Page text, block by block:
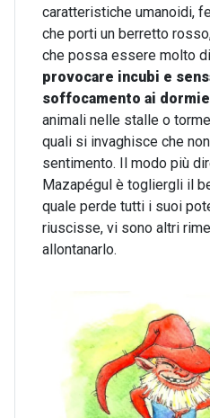
caratteristiche umanoidi,
che porti un berretto
che possa essere molto
provocare incubi e
soffocamento ai
animali nelle stalle o
quali si invaghisce che
sentimento. Il modo più
Mazapégul è togliergli il
quale perde tutti i suoi
riuscisse, vi sono altri
allontanarlo.